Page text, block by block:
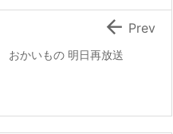
おかいもの 明日再放送
 Prev